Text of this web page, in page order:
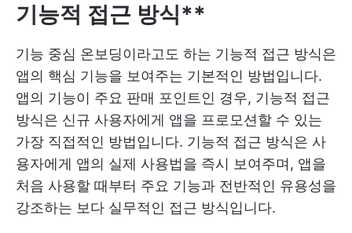
기능적 접근 방식**
기능 중심 온보딩이라고도 하는 기능적 접근 방식은
앱의 핵심 기능을 보여주는 기본적인 방법입니다.
앱의 기능이 주요 판매 포인트인 경우, 기능적 접근
방식은 신규 사용자에게 앱을 프로모션할 수 있는
가장 직접적인 방법입니다. 기능적 접근 방식은 사
용자에게 앱의 실제 사용법을 즉시 보여주며, 앱을
처음 사용할 때부터 주요 기능과 전반적인 유용성을
강조하는 보다 실무적인 접근 방식입니다.